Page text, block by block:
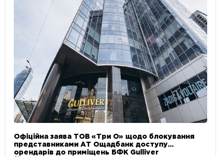
Офіційна заява ТОВ «Три О» щодо блокування
представниками АТ Ощадбанк доступу
орендарів до приміщень БФК Gulliver